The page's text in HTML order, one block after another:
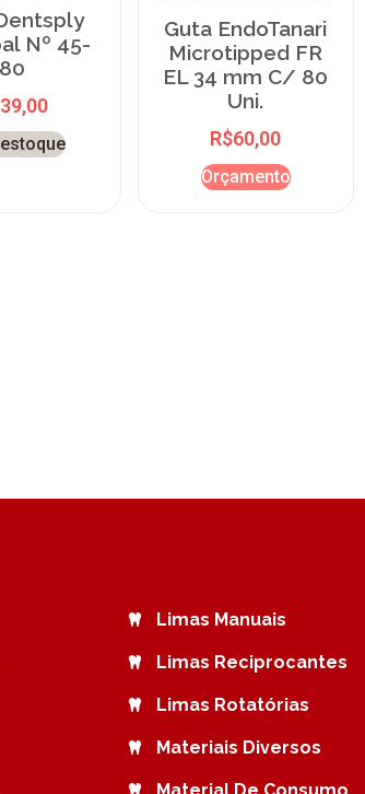
Nº 45-
80
39,00
Guta EndoTanari
Microtipped FR
EL 34 mm C/ 80
Uni.
R$60,00
Orçamento
Limas Manuais
Limas Reciprocantes
Limas Rotatórias
Materiais Diversos